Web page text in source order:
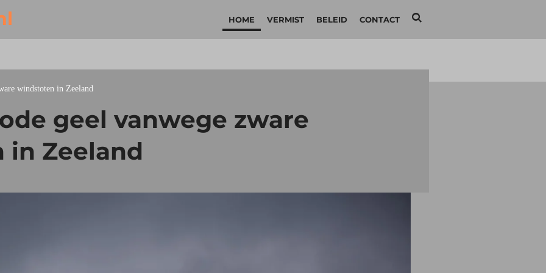
HOME VERMIST BELEID CONTACT
windstoten in Zeeland
geel vanwege zware
Zeeland